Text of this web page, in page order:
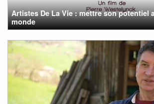
Artistes De La Vie : mettre son potentiel
monde